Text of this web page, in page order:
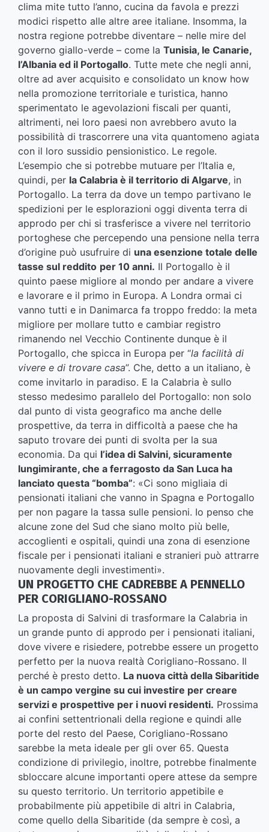
clima mite tutto l’anno, cucina da favola e prezzi
modici rispetto alle altre aree italiane. Insomma, la
nostra regione potrebbe diventare – nelle mire del
governo giallo-verde – come la Tunisia, le Canarie,
l’Albania ed il Portogallo. Tutte mete che negli anni,
oltre ad aver acquisito e consolidato un know how
nella promozione territoriale e turistica, hanno
sperimentato le agevolazioni fiscali per quanti,
altrimenti, nei loro paesi non avrebbero avuto la
possibilità di trascorrere una vita quantomeno agiata
con il loro sussidio pensionistico. Le regole.
L’esempio che si potrebbe mutuare per l’Italia e,
quindi, per la Calabria è il territorio di Algarve, in
Portogallo. La terra da dove un tempo partivano le
spedizioni per le esplorazioni oggi diventa terra di
approdo per chi si trasferisce a vivere nel territorio
portoghese che percependo una pensione nella terra
d’origine può usufruire di una esenzione totale delle
tasse sul reddito per 10 anni. Il Portogallo è il
quinto paese migliore al mondo per andare a vivere
e lavorare e il primo in Europa. A Londra ormai ci
vanno tutti e in Danimarca fa troppo freddo: la meta
migliore per mollare tutto e cambiar registro
rimanendo nel Vecchio Continente dunque è il
Portogallo, che spicca in Europa per “la facilità di
vivere e di trovare casa”. Che, detto a un italiano, è
come invitarlo in paradiso. E la Calabria è sullo
stesso medesimo parallelo del Portogallo: non solo
dal punto di vista geografico ma anche delle
prospettive, da terra in difficoltà a paese che ha
saputo trovare dei punti di svolta per la sua
economia. Da qui l’idea di Salvini, sicuramente
lungimirante, che a ferragosto da San Luca ha
lanciato questa “bomba”: «Ci sono migliaia di
pensionati italiani che vanno in Spagna e Portogallo
per non pagare la tassa sulle pensioni. Io penso che
alcune zone del Sud che siano molto più belle,
accoglienti e ospitali, quindi una zona di esenzione
fiscale per i pensionati italiani e stranieri può attrarre
nuovamente degli investimenti».
UN PROGETTO CHE CADREBBE A PENNELLO
PER CORIGLIANO-ROSSANO
La proposta di Salvini di trasformare la Calabria in
un grande punto di approdo per i pensionati italiani,
dove vivere e risiedere, potrebbe essere un progetto
perfetto per la nuova realtà Corigliano-Rossano. Il
perché è presto detto. La nuova città della Sibaritide
è un campo vergine su cui investire per creare
servizi e prospettive per i nuovi residenti. Prossima
ai confini settentrionali della regione e quindi alle
porte del resto del Paese, Corigliano-Rossano
sarebbe la meta ideale per gli over 65. Questa
condizione di privilegio, inoltre, potrebbe finalmente
sbloccare alcune importanti opere attese da sempre
su questo territorio. Un territorio appetibile e
probabilmente più appetibile di altri in Calabria,
come quello della Sibaritide (da sempre è così, a